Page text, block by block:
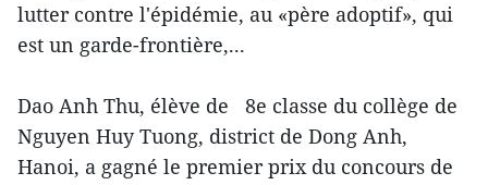
lutter contre l'épidémie, au «père adoptif», qui
est un garde-frontière,...
Dao Anh Thu, élève de 8e classe du collège de
Nguyen Huy Tuong, district de Dong Anh,
Hanoi, a gagné le premier prix du concours de